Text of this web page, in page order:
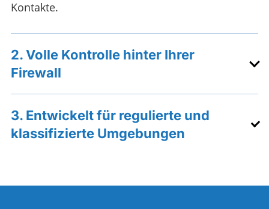
Kontakte.
2. Volle Kontrolle hinter Ihrer
Firewall
3. Entwickelt für regulierte und
klassifizierte Umgebungen